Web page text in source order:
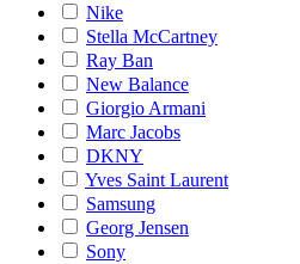
Nike
Stella McCartney
Ray Ban
New Balance
Giorgio Armani
Marc Jacobs
DKNY
Yves Saint Laurent
Samsung
Georg Jensen
Sony